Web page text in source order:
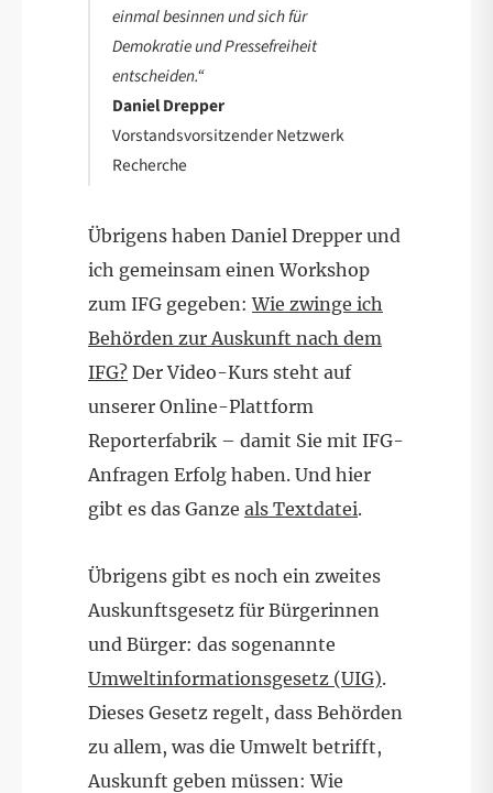
einmal besinnen und sich für
Demokratie und Pressefreiheit
entscheiden.“
Daniel Drepper
Vorstandsvorsitzender Netzwerk
Recherche
Übrigens haben Daniel Drepper und
ich gemeinsam einen Workshop
zum IFG gegeben:Wie zwinge ich
Behörden zur Auskunft nach dem
IFG? Der Video-Kurs steht auf
unserer Online-Plattform
Reporterfabrik – damit Sie mit IFG-
Anfragen Erfolg haben. Und hier
gibt es das Ganze als Textdatei.
Übrigens gibt es noch ein zweites
Auskunftsgesetz für Bürgerinnen
und Bürger: das sogenannte
Umweltinformationsgesetz (UIG).
Dieses Gesetz regelt, dass Behörden
zu allem, was die Umwelt betrifft,
Auskunft geben müssen: Wie